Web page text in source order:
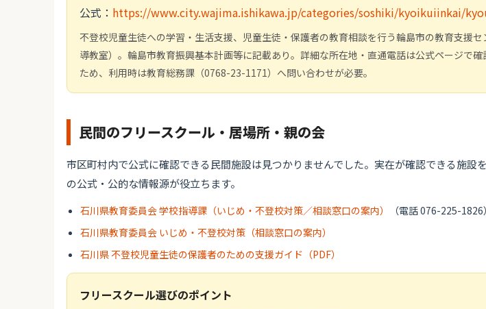
公式： https://www.city.wajima.ishikawa.jp/categories/soshiki/kyoikuiinkai/
不登校児童生徒への学習・生活支援、児童生徒・保護者の教育相談を行う輪島市の教育支援
導教室）。輪島市教育振興基本計画等に記載あり。詳細な所在地・直通電話は公式ページで確
ため、利用時は教育総務課（0768-23-1171）へ問い合わせが必要。
民間のフリースクール・居場所・親の会
市区町村内で公式に確認できる民間施設は見つかりませんでした。実在が確認できる施設
の公式・公的な情報源が役立ちます。
石川県教育委員会 学校指導課（いじめ・不登校対策／相談窓口の案内）
（電話 076-225-1826）
石川県教育委員会 いじめ・不登校対策（相談窓口の案内）
石川県 不登校児童生徒の保護者のための支援ガイド（PDF）
フリースクール選びのポイント